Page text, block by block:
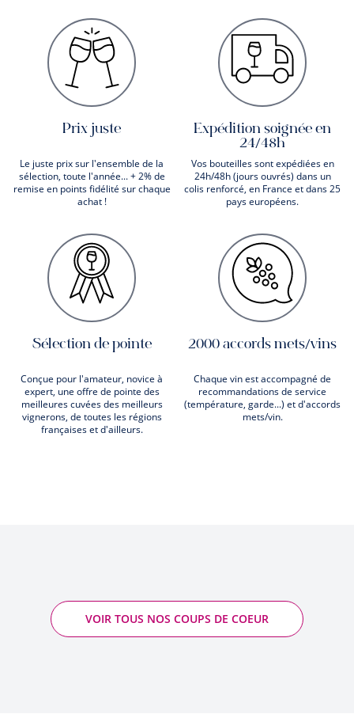
Prix juste
Le juste prix sur l'ensemble de la
sélection, toute l'année... + 2% de
remise en points fidélité sur chaque
achat !
Expédition soignée en
24/48h
Vos bouteilles sont expédiées en
24h/48h (jours ouvrés) dans un
colis renforcé, en France et dans 25
pays européens.
Sélection de pointe
Conçue pour l'amateur, novice à
expert, une offre de pointe des
meilleures cuvées des meilleurs
vignerons, de toutes les régions
françaises et d'ailleurs.
2000 accords mets/vins
Chaque vin est accompagné de
recommandations de service
(température, garde...) et d'accords
mets/vin.
VOIR TOUS NOS COUPS DE COEUR